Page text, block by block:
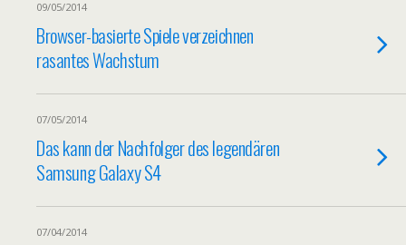
09/05/2014
Browser-basierte Spiele verzeichnen
rasantes Wachstum
07/05/2014
Das kann der Nachfolger des legendären
Samsung Galaxy S4
07/04/2014